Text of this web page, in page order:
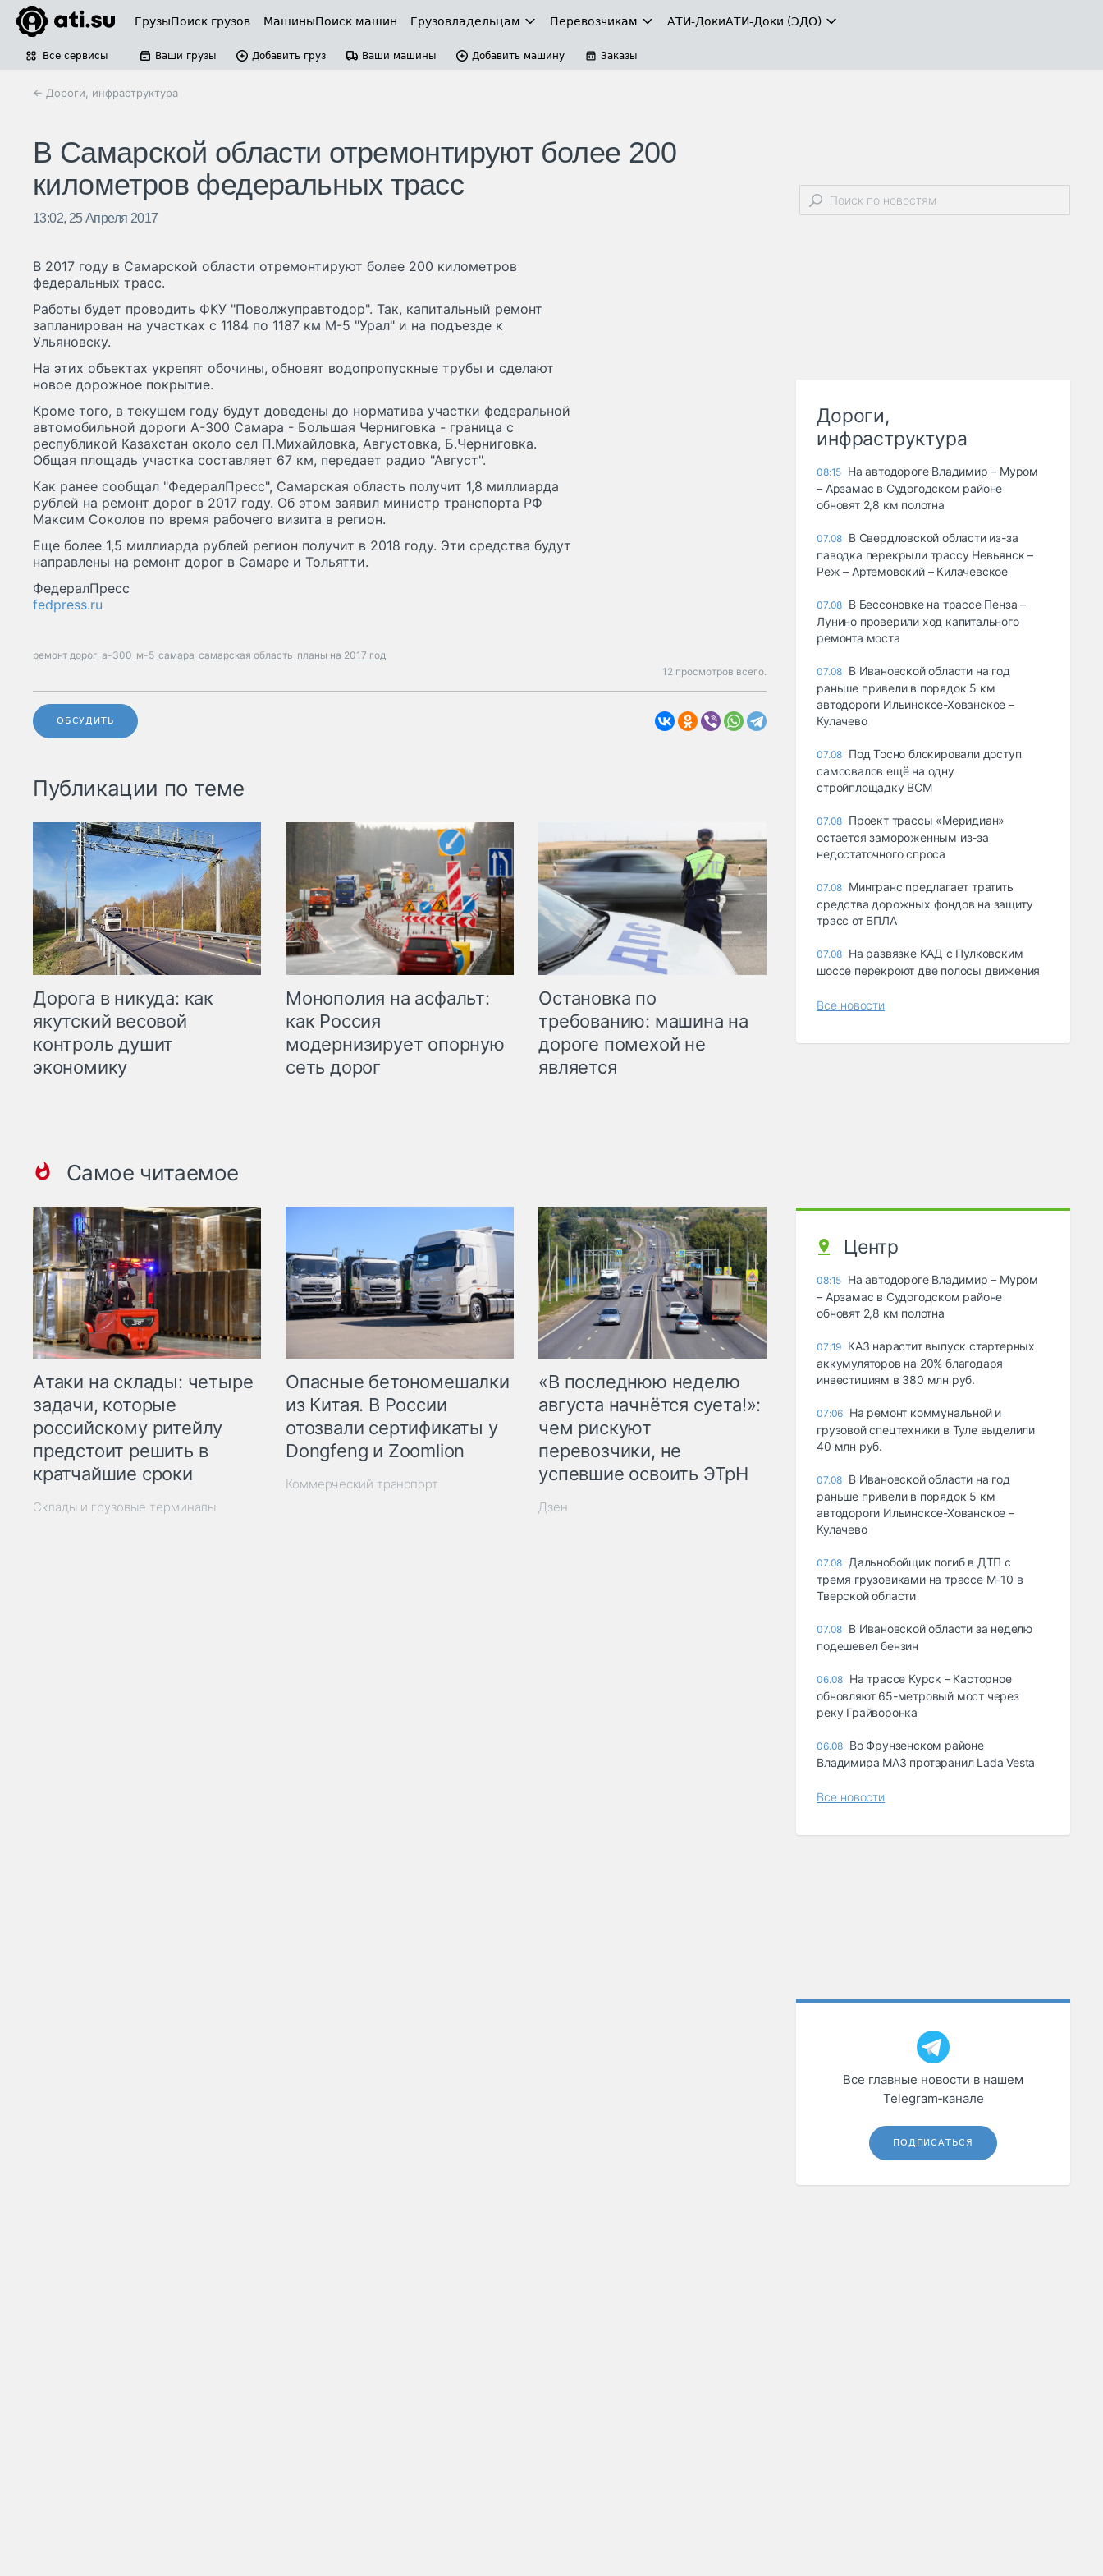
ГрузыПоиск грузов МашиныПоиск машин Грузовладельцам Перевозчикам АТИ-ДокиАТИ-Доки (ЭДО)
Все сервисы Ваши грузы Добавить груз Ваши машины Добавить машину Заказы
← Дороги, инфраструктура
В Самарской области отремонтируют более 200
километров федеральных трасс
13:02, 25 Апреля 2017
В 2017 году в Самарской области отремонтируют более 200 километров
федеральных трасс.
Работы будет проводить ФКУ "Поволжуправтодор". Так, капитальный ремонт
запланирован на участках с 1184 по 1187 км М-5 "Урал" и на подъезде к
Ульяновску.
На этих объектах укрепят обочины, обновят водопропускные трубы и сделают
новое дорожное покрытие.
Кроме того, в текущем году будут доведены до норматива участки федеральной
автомобильной дороги А-300 Самара - Большая Черниговка - граница с
республикой Казахстан около сел П.Михайловка, Августовка, Б.Черниговка.
Общая площадь участка составляет 67 км, передает радио "Август".
Как ранее сообщал "ФедералПресс", Самарская область получит 1,8 миллиарда
рублей на ремонт дорог в 2017 году. Об этом заявил министр транспорта РФ
Максим Соколов по время рабочего визита в регион.
Еще более 1,5 миллиарда рублей регион получит в 2018 году. Эти средства будут
направлены на ремонт дорог в Самаре и Тольятти.
ФедералПресс
fedpress.ru
ремонт дорог а-300 м-5 самара самарская область планы на 2017 год
12 просмотров всего.
ОБСУДИТЬ
Публикации по теме
Дорога в никуда: как
якутский весовой
контроль душит
экономику
Монополия на асфальт:
как Россия
модернизирует опорную
сеть дорог
Остановка по
требованию: машина на
дороге помехой не
является
Самое читаемое
Атаки на склады: четыре
задачи, которые
российскому ритейлу
предстоит решить в
кратчайшие сроки
Склады и грузовые терминалы
Опасные бетономешалки
из Китая. В России
отозвали сертификаты у
Dongfeng и Zoomlion
Коммерческий транспорт
«В последнюю неделю
августа начнётся суета!»:
чем рискуют
перевозчики, не
успевшие освоить ЭТрН
Дзен
Дороги,
инфраструктура
08:15 На автодороге Владимир – Муром
– Арзамас в Судогодском районе
обновят 2,8 км полотна
07.08 В Свердловской области из-за
паводка перекрыли трассу Невьянск –
Реж – Артемовский – Килачевское
07.08 В Бессоновке на трассе Пенза –
Лунино проверили ход капитального
ремонта моста
07.08 В Ивановской области на год
раньше привели в порядок 5 км
автодороги Ильинское-Хованское –
Кулачево
07.08 Под Тосно блокировали доступ
самосвалов ещё на одну
стройплощадку ВСМ
07.08 Проект трассы «Меридиан»
остается замороженным из-за
недостаточного спроса
07.08 Минтранс предлагает тратить
средства дорожных фондов на защиту
трасс от БПЛА
07.08 На развязке КАД с Пулковским
шоссе перекроют две полосы движения
Все новости
Центр
08:15 На автодороге Владимир – Муром
– Арзамас в Судогодском районе
обновят 2,8 км полотна
07:19 КАЗ нарастит выпуск стартерных
аккумуляторов на 20% благодаря
инвестициям в 380 млн руб.
07:06 На ремонт коммунальной и
грузовой спецтехники в Туле выделили
40 млн руб.
07.08 В Ивановской области на год
раньше привели в порядок 5 км
автодороги Ильинское-Хованское –
Кулачево
07.08 Дальнобойщик погиб в ДТП с
тремя грузовиками на трассе М-10 в
Тверской области
07.08 В Ивановской области за неделю
подешевел бензин
06.08 На трассе Курск – Касторное
обновляют 65-метровый мост через
реку Грайворонка
06.08 Во Фрунзенском районе
Владимира МАЗ протаранил Lada Vesta
Все новости
Все главные новости в нашем
Telegram‑канале
ПОДПИСАТЬСЯ